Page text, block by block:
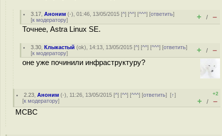
3.17 ,Аноним (-), 01:46, 13/05/2015 [^] [^^] [^^^] [ответить]
[к модератору] + / –
Точнее, Astra Linux SE.
3.30 ,Клыкастый (ok), 14:13, 13/05/2015 [^] [^^] [^^^] [ответить]
[к модератору] + / –
оне уже починили инфраструктуру?
2.23 ,Аноним (-), 11:26, 13/05/2015 [^] [^^] [^^^] [ответить][↑]
[к модератору]
+2
+ / –
МСВС